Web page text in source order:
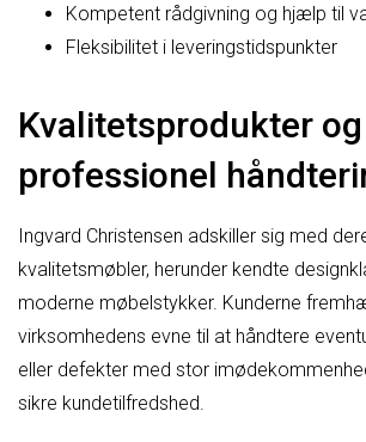
Kompetent rådgivning og hjælp til
Fleksibilitet i leveringstidspunkter
Kvalitetsprodukter og
professionel
Ingvard Christensen adskiller sig med
kvalitetsmøbler, herunder kendte
moderne møbelstykker. Kunderne
virksomhedens evne til at håndtere
eller defekter med stor
sikre kundetilfredshed.